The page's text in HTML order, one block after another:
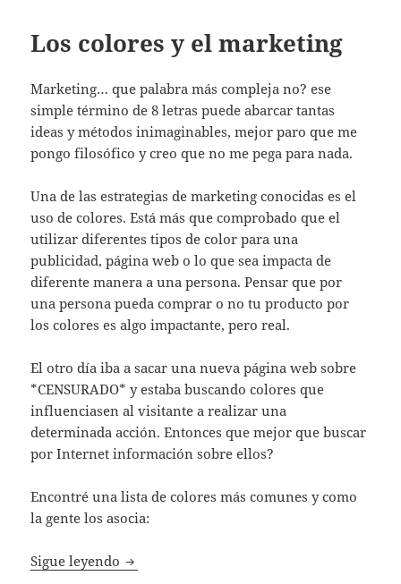
Los colores y el marketing
Marketing… que palabra más compleja no? ese
simple término de 8 letras puede abarcar tantas
ideas y métodos inimaginables, mejor paro que me
pongo filosófico y creo que no me pega para nada.
Una de las estrategias de marketing conocidas es el
uso de colores. Está más que comprobado que el
utilizar diferentes tipos de color para una
publicidad, página web o lo que sea impacta de
diferente manera a una persona. Pensar que por
una persona pueda comprar o no tu producto por
los colores es algo impactante, pero real.
El otro día iba a sacar una nueva página web sobre
*CENSURADO* y estaba buscando colores que
influenciasen al visitante a realizar una
determinada acción. Entonces que mejor que buscar
por Internet información sobre ellos?
Encontré una lista de colores más comunes y como
la gente los asocia:
Sigue leyendo Los colores y el marketing